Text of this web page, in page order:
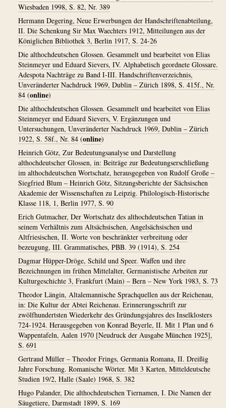
Wiesbaden 1998, S. 82, Nr. 389
Hermann Degering, Neue Erwerbungen der Handschriftenabteilung,
II. Die Schenkung Sir Max Waechters 1912, Mitteilungen aus der
Königlichen Bibliothek 3, Berlin 1917, S. 24-26
Die althochdeutschen Glossen. Gesammelt und bearbeitet von Elias
Steinmeyer und Eduard Sievers, IV. Alphabetisch geordnete Glossare.
Adespota Nachträge zu Band I-III. Handschriftenverzeichnis,
Unveränderter Nachdruck 1969, Dublin – Zürich 1898, S. 415f., Nr.
84 (online)
Die althochdeutschen Glossen. Gesammelt und bearbeitet von Elias
Steinmeyer und Eduard Sievers, V. Ergänzungen und
Untersuchungen, Unveränderter Nachdruck 1969, Dublin – Zürich
1922, S. 58f., Nr. 84 (online)
Heinrich Götz, Zur Bedeutungsanalyse und Darstellung
althochdeutscher Glossen, in: Beiträge zur Bedeutungserschließung
im althochdeutschen Wortschatz, herausgegeben von Rudolf Große –
Siegfried Blum – Heinrich Götz, Sitzungsberichte der Sächsischen
Akademie der Wissenschaften zu Leipzig. Philologisch-Historische
Klasse 118, 1, Berlin 1977, S. 90
Erich Gutmacher, Der Wortschatz des althochdeutschen Tatian in
seinem Verhältnis zum Altsächsischen, Angelsächsischen und
Altfriesischen, II. Worte von beschränkter verbreitung oder
bezeugung, III. Grammatisches, PBB. 39 (1914), S. 254
Dagmar Hüpper-Dröge, Schild und Speer. Waffen und ihre
Bezeichnungen im frühen Mittelalter, Germanistische Arbeiten zur
Kulturgeschichte 3, Frankfurt (Main) – Bern – New York 1983, S. 73
Theodor Längin, Altalemannische Sprachquellen aus der Reichenau,
in: Die Kultur der Abtei Reichenau. Erinnerungsschrift zur
zwölfhundertsten Wiederkehr des Gründungsjahres des Inselklosters
724-1924. Herausgegeben von Konrad Beyerle, II. Mit 1 Plan und 6
Wappentafeln, Aalen 1970 [Neudruck der Ausgabe München 1925],
S. 691
Gertraud Müller – Theodor Frings, Germania Romana, II. Dreißig
Jahre Forschung. Romanische Wörter. Mit 3 Karten, Mitteldeutsche
Studien 19/2, Halle (Saale) 1968, S. 382
Hugo Palander, Die althochdeutschen Tiernamen, I. Die Namen der
Säugetiere, Darmstadt 1899, S. 169